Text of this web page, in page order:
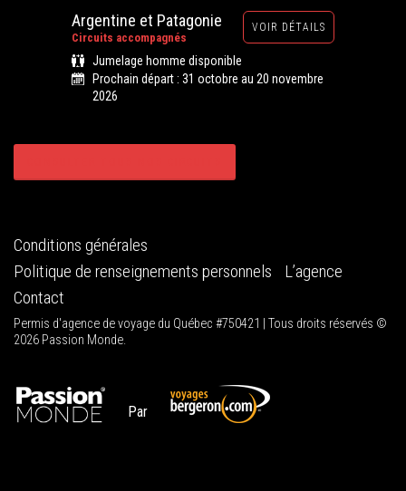
Argentine et Patagonie
Circuits accompagnés
VOIR DÉTAILS
Jumelage homme disponible
Prochain départ : 31 octobre au 20 novembre
2026
Conditions générales
Politique de renseignements personnels
L’agence
Contact
Permis d'agence de voyage du Québec #750421 | Tous droits réservés ©
2026 Passion Monde.
Par